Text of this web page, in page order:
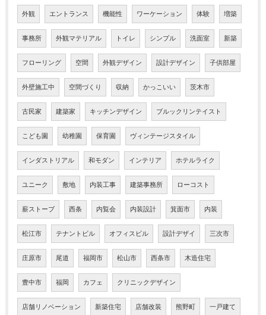
外観 エントランス 機能性 ワーケーション 体験 増築
事務所 外観マテリアル トイレ シンプル 洗面室 新築
フローリング 空間 外観デザイン 設計デザイン 子供部屋
外壁施工中 空間づくり 収納 かっこいい 茨木市
古民家 建築家 キッチンデザイン ブルックリンテイスト
こども園 幼稚園 保育園 ヴィンテージスタイル
インダストリアル 和モダン インテリア ホテルライク
ユニーク 敷地 内装工事 建築事務所 ローコスト
薪ストーブ 西条 内覧会 内装設計 箕面市 内装
松江市 テナントビル オフィスビル 設計デザイ 三次市
庄原市 尾道 福岡市 松山市 西条市 木造住宅
豊中市 福岡 カフェ クリニックデザイン
店舗リノベーション 新築住宅 店舗改装 熊野町 一戸建て